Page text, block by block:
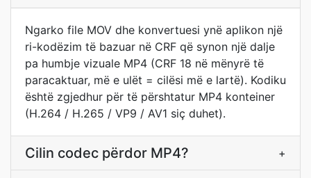
Ngarko file MOV dhe konvertuesi ynë aplikon një
ri-kodëzim të bazuar në CRF që synon një dalje
pa humbje vizuale MP4 (CRF 18 në mënyrë të
paracaktuar, më e ulët = cilësi më e lartë). Kodiku
është zgjedhur për të përshtatur MP4 konteiner
(H.264 / H.265 / VP9 / AV1 siç duhet).
Cilin codec përdor MP4? +